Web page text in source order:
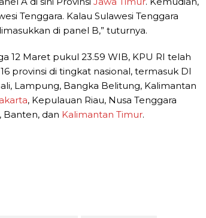
Tenggara. Kalau Sulawesi Tenggara
di panel B,” tuturnya.
12 Maret pukul 23.59 WIB, KPU RI telah
provinsi di tingkat nasional, termasuk DI
Lampung, Bangka Belitung, Kalimantan
, Kepulauan Riau, Nusa Tenggara
Banten, dan Kalimantan Timur.